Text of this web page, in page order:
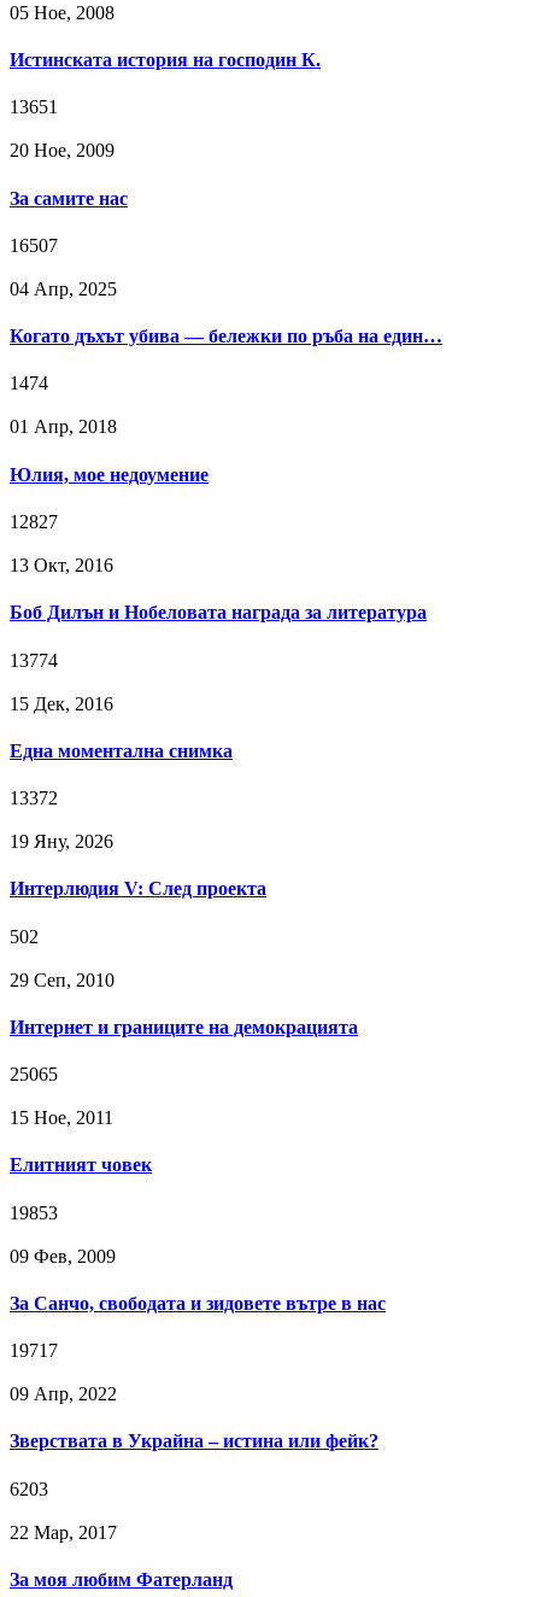
05 Ное, 2008
Истинската история на господин К.
13651
20 Ное, 2009
За самите нас
16507
04 Апр, 2025
Когато дъхът убива — бележки по ръба на един…
1474
01 Апр, 2018
Юлия, мое недоумение
12827
13 Окт, 2016
Боб Дилън и Нобеловата награда за литература
13774
15 Дек, 2016
Една моментална снимка
13372
19 Яну, 2026
Интерлюдия V: След проекта
502
29 Сeп, 2010
Интернет и границите на демокрацията
25065
15 Ное, 2011
Елитният човек
19853
09 Фев, 2009
За Санчо, свободата и зидовете вътре в нас
19717
09 Апр, 2022
Зверствата в Украйна – истина или фейк?
6203
22 Мар, 2017
За моя любим Фатерланд